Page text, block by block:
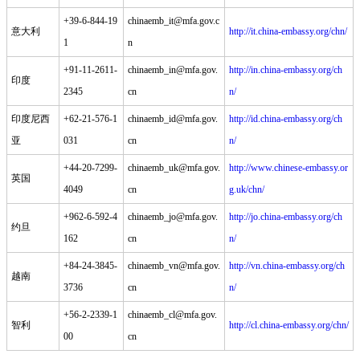
意大利
+39-6-844-19
1
chinaemb_it@mfa.gov.c
n
http://it.china-embassy.org/chn/
印度
+91-11-2611-
2345
chinaemb_in@mfa.gov.
cn
http://in.china-embassy.org/ch
n/
印度尼西
亚
+62-21-576-1
031
chinaemb_id@mfa.gov.
cn
http://id.china-embassy.org/ch
n/
英国
+44-20-7299-
4049
chinaemb_uk@mfa.gov.
cn
http://www.chinese-embassy.or
g.uk/chn/
约旦
+962-6-592-4
162
chinaemb_jo@mfa.gov.
cn
http://jo.china-embassy.org/ch
n/
越南
+84-24-3845-
3736
chinaemb_vn@mfa.gov.
cn
http://vn.china-embassy.org/ch
n/
智利
+56-2-2339-1
00
chinaemb_cl@mfa.gov.
cn
http://cl.china-embassy.org/chn/